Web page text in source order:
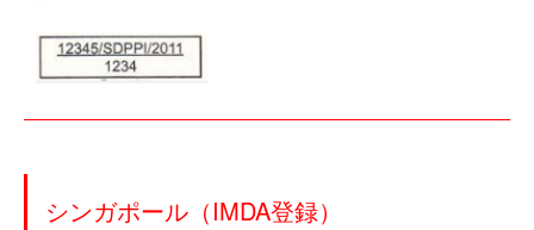
シンガポール（IMDA登録）